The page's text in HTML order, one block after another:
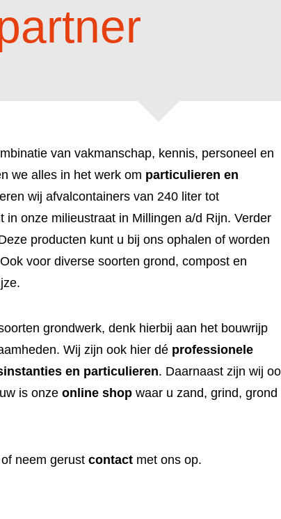
van vakmanschap, kennis, personeel en
we alles in het werk om particulieren en
wij afvalcontainers van 240 liter tot
in onze milieustraat in Millingen a/d Rijn. Verder
producten kunt u bij ons ophalen of worden
voor diverse soorten grond, compost en
grondwerk, denk hierbij aan het bouwrijp
Wij zijn ook hier dé professionele
en particulieren. Daarnaast zijn wij
is onze online shop waar u zand, grind, grond
neem gerust contact met ons op.